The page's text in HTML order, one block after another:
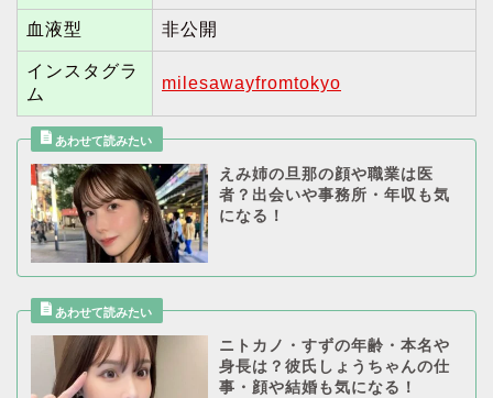
血液型 非公開
インスタグラ
ム
milesawayfromtokyo
えみ姉の旦那の顔や職業は医
者？出会いや事務所・年収も気
になる！
ニトカノ・すずの年齢・本名や
身長は？彼氏しょうちゃんの仕
事・顔や結婚も気になる！